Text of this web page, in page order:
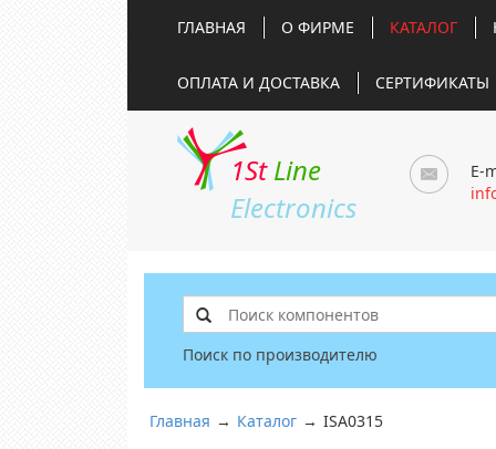
ГЛАВНАЯ О ФИРМЕ КАТАЛОГ
ОПЛАТА И ДОСТАВКА СЕРТИФИКАТЫ
1St Line
Electronics
E-
Поиск по производителю
Главная → Каталог → ISA0315